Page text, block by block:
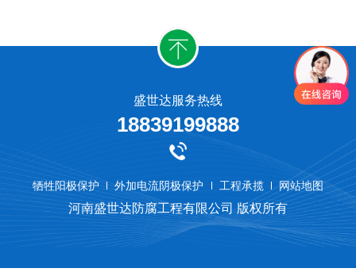
盛世达服务热线
18839199888
牺牲阳极保护 外加电流阴极保护 工程承揽 网站地图
河南盛世达防腐工程有限公司 版权所有